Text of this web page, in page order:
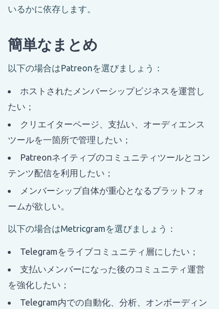
いるかに依存します。
簡単なまとめ
以下の場合はPatreonを選びましょう：
ホストされたメンバーシップビジネスを運営し
たい；
クリエイターページ、支払い、オーディエンス
ツールを一箇所で管理したい；
Patreonネイティブのコミュニティツールとコン
テンツ配信を利用したい；
メンバーシップ自体が重心となるプラットフォ
ームが欲しい。
以下の場合はMetricgramを選びましょう：
Telegramをライブコミュニティ層にしたい；
支払いメンバーになった後のコミュニティ運営
を強化したい；
Telegram内での自動化、分析、オンボーディン